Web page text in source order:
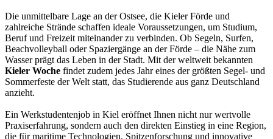
Die unmittelbare Lage an der Ostsee, die Kieler Förde und
zahlreiche Strände schaffen ideale Voraussetzungen, um Studium,
Beruf und Freizeit miteinander zu verbinden. Ob Segeln, Surfen,
Beachvolleyball oder Spaziergänge an der Förde – die Nähe zum
Wasser prägt das Leben in der Stadt. Mit der weltweit bekannten
Kieler Woche findet zudem jedes Jahr eines der größten Segel- und
Sommerfeste der Welt statt, das Studierende aus ganz Deutschland
anzieht.
Ein Werkstudentenjob in Kiel eröffnet Ihnen nicht nur wertvolle
Praxiserfahrung, sondern auch den direkten Einstieg in eine Region,
die für maritime Technologien, Spitzenforschung und innovative